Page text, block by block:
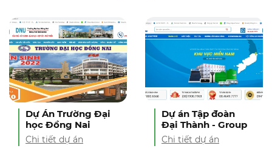
Dự Án Trường Đại
học Đồng Nai
Chi tiết dự án
Dự án Tập đoàn
Đại Thành - Group
Chi tiết dự án